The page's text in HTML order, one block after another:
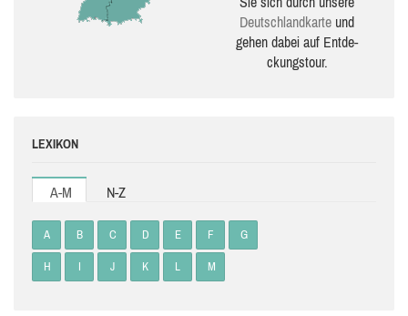
Deutsch­land­karte und
gehen dabei auf Ent­de­
ckungs­tour.
LEXIKON
A-M N-Z
A B C D E F G
H I J K L M